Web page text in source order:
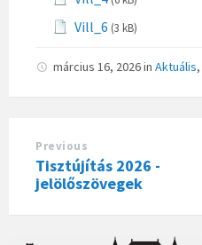
Vill_6 (3 kB)
március 16, 2026in Aktuális,
Previous
Tisztújítás 2026 -
jelölőszövegek